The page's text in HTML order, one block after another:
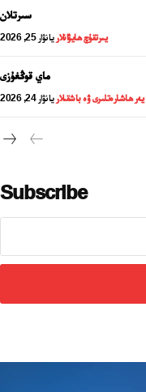
سىرتلان
يىرتقۇچ ھايۋانلار يانۋار 25, 2026
ماي قوڭغۇزى
يەر ھاشارەتلىرى ۋە باشقىلار يانۋار 24, 2026
Subscribe